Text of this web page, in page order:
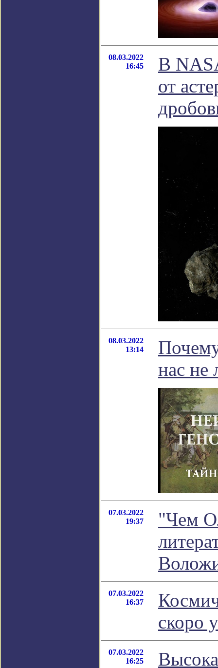
08.03.2022
16:45
В
от
08.03.2022
13:14
нас не
07.03.2022
19:37
"Чем
07.03.2022
16:37
скоро
07.03.2022
16:25